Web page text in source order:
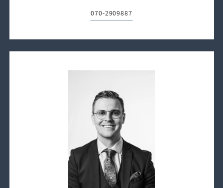
Telefon:
070-2909887